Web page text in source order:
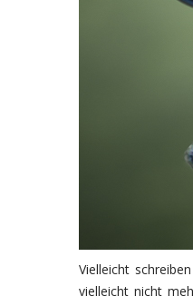
Vielleicht
vielleicht nicht